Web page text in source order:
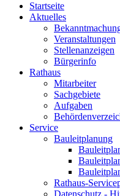
Startseite
Aktuelles
Veranstaltungen
Stellenanzeigen
Bürgerinfo
Rathaus
Mitarbeiter
Sachgebiete
Aufgaben
Service
Bauleitplanung
Rathaus-
Datenschutz -